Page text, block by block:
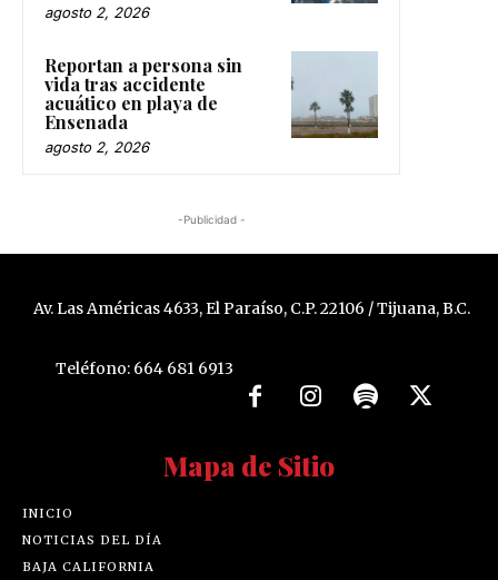
agosto 2, 2026
Reportan a persona sin
vida tras accidente
acuático en playa de
Ensenada
agosto 2, 2026
-Publicidad -
Av. Las Américas 4633, El Paraíso, C.P. 22106 / Tijuana, B.C.
Teléfono: 664 681 6913
Mapa de Sitio
INICIO
NOTICIAS DEL DÍA
BAJA CALIFORNIA